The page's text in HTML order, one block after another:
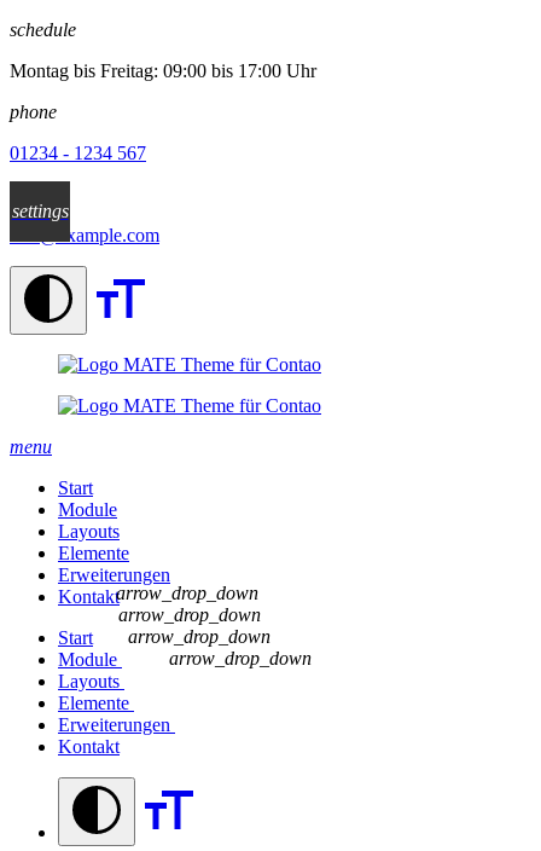
schedule
Montag bis Freitag: 09:00 bis 17:00 Uhr
phone
01234 - 1234 567
info@example.com
menu
Start
Module
Layouts
Elemente
Erweiterungen
Kontakt
Start
Module
arrow_drop_down
Layouts
arrow_drop_down
Elemente
arrow_drop_down
Erweiterungen
arrow_drop_down
Kontakt
settings